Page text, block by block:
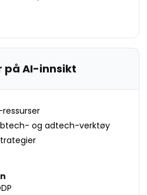
på AI-innsikt
og adtech-verktøy